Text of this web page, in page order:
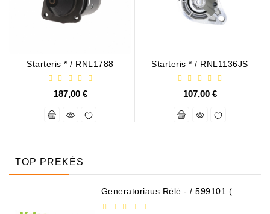
Starteris * / RNL1788
187,00 €
Starteris * / RNL1136JS
107,00 €
TOP PREKĖS
Generatoriaus Rėlė - / 599101 (